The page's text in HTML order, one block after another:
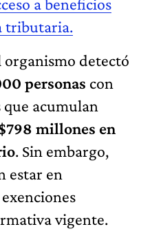
a beneficios
tributaria.
organismo detectó
personas con
acumulan
millones en
. Sin embargo,
estar en
vigente.